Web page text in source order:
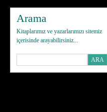
Arama
Kitaplarımız ve yazarlarımızı sitemiz
içerisinde arayabilirsiniz...